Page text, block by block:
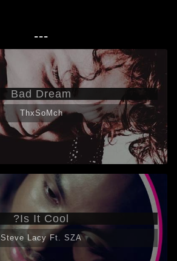
---
Bad Dream
ThxSoMch
Is It Cool?
Steve Lacy Ft. SZA